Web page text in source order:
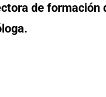
de formación